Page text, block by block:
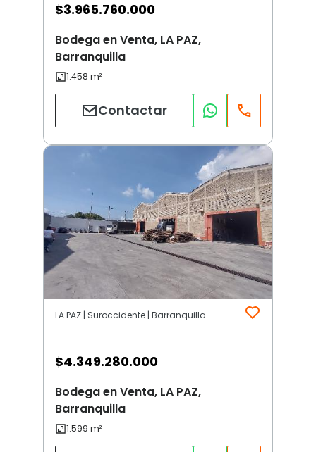
$3.965.760.000
Bodega en Venta, LA PAZ,
Barranquilla
Contactar
LA PAZ | Suroccidente | Barranquilla
$4.349.280.000
Bodega en Venta, LA PAZ,
Barranquilla